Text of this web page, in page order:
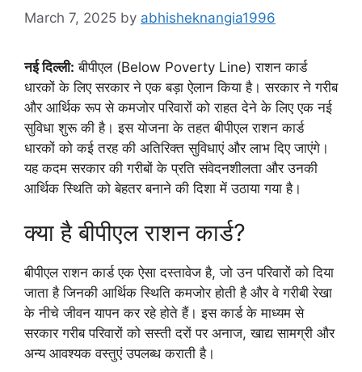
March 7, 2025 by abhisheknangia1996
नई दिल्ली: बीपीएल (Below Poverty Line) राशन कार्ड
धारकों के लिए सरकार ने एक बड़ा ऐलान किया है। सरकार ने गरीब
और आर्थिक रूप से कमजोर परिवारों को राहत देने के लिए एक नई
सुविधा शुरू की है। इस योजना के तहत बीपीएल राशन कार्ड
धारकों को कई तरह की अतिरिक्त सुविधाएं और लाभ दिए जाएंगे।
यह कदम सरकार की गरीबों के प्रति संवेदनशीलता और उनकी
आर्थिक स्थिति को बेहतर बनाने की दिशा में उठाया गया है।
क्या है बीपीएल राशन कार्ड?
बीपीएल राशन कार्ड एक ऐसा दस्तावेज है, जो उन परिवारों को दिया
जाता है जिनकी आर्थिक स्थिति कमजोर होती है और वे गरीबी रेखा
के नीचे जीवन यापन कर रहे होते हैं। इस कार्ड के माध्यम से
सरकार गरीब परिवारों को सस्ती दरों पर अनाज, खाद्य सामग्री और
अन्य आवश्यक वस्तुएं उपलब्ध कराती है।